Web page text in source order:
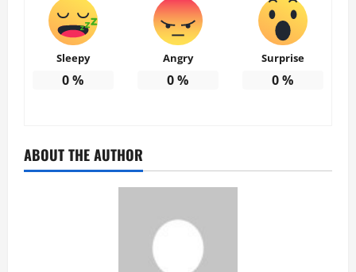
Sleepy
0%
Angry
0%
Surprise
0%
ABOUT THE AUTHOR